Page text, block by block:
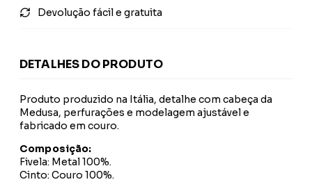
Devolução fácil e gratuita
DETALHES DO PRODUTO
Produto produzido na Itália, detalhe com cabeça da
Medusa, perfurações e modelagem ajustável e
fabricado em couro.
Composição:
Fivela: Metal 100%.
Cinto: Couro 100%.